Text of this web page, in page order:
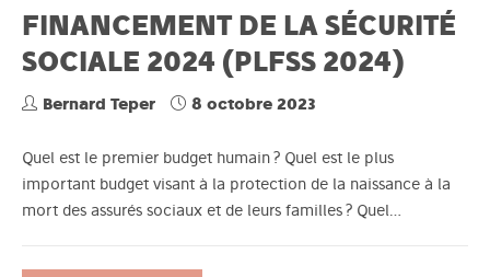
FINANCEMENT DE LA SÉCURITÉ
SOCIALE 2024 (PLFSS 2024)
Bernard Teper 8 octobre 2023
Quel est le premier budget humain ? Quel est le plus
important budget visant à la protection de la naissance à la
mort des assurés sociaux et de leurs familles ? Quel…